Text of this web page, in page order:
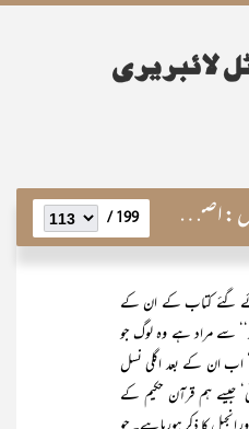
سبب 199 /
گئے کتاب کے ان کے
سے مراد ہے وہ لوگ جو
ان کے بعد اگلی نسل
جیسے ہم قرآن حکیم کے